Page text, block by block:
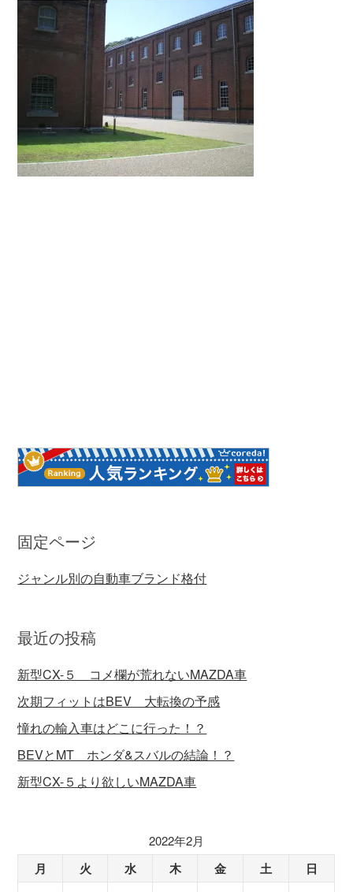
固定ページ
ジャンル別の自動車ブランド格付
最近の投稿
新型CX-５ コメ欄が荒れないMAZDA車
次期フィットはBEV 大転換の予感
憧れの輸入車はどこに行った！？
BEVとMT ホンダ&スバルの結論！？
新型CX-５より欲しいMAZDA車
2022年2月
月 火 水 木 金 土 日